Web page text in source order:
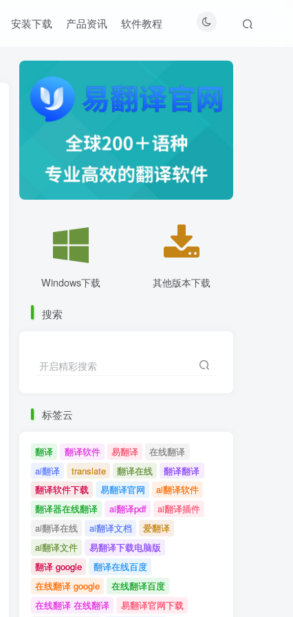
安装下载 产品资讯 软件教程
Windows下载 其他版本下载
搜索
开启精彩搜索
标签云
翻译 翻译软件 易翻译
在线翻译
ai翻译
translate 翻译在线
翻译翻译
翻译软件下载
易翻译官网
ai翻译软件
翻译器在线翻译
ai翻译pdf
ai翻译插件
ai翻译在线
ai翻译文档
爱翻译
ai翻译文件
易翻译下载电脑版
翻译 google
翻译在线百度
在线翻译 google
在线翻译百度
在线翻译 在线翻译
易翻译官网下载